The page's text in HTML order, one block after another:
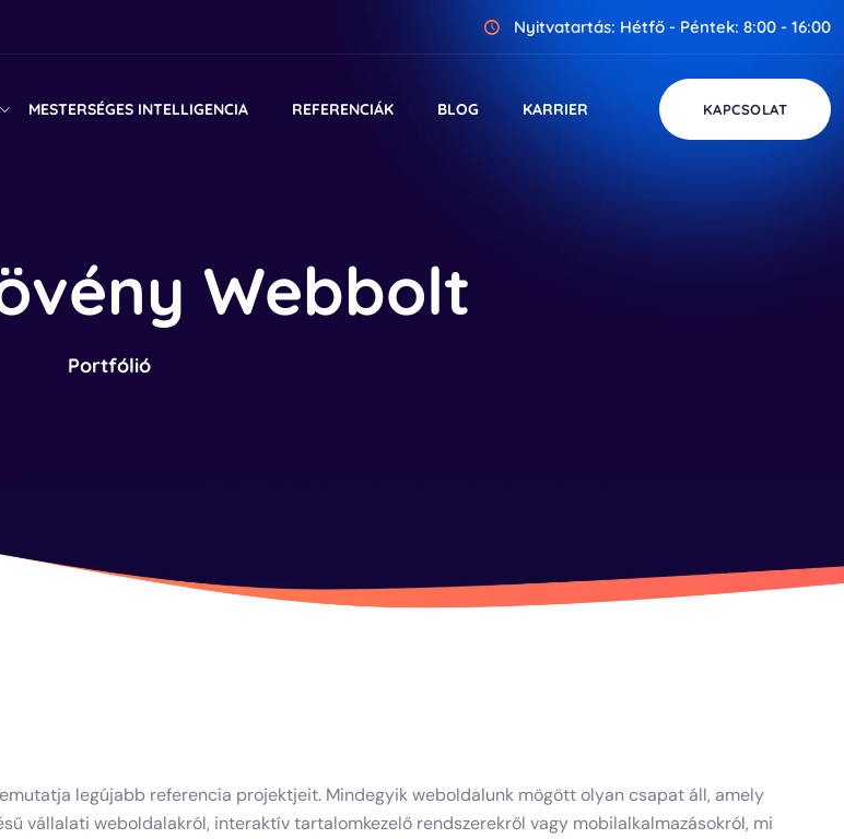
Nyitvatartás: Hétfő - Péntek: 8:00 - 16:00
MESTERSÉGES INTELLIGENCIA REFERENCIÁK BLOG KARRIER KAPCSOLAT
Webbolt
Portfólió
legújabb referencia projektjeit. Mindegyik weboldalunk mögött olyan csapat áll, amely
vállalati weboldalakról, interaktív tartalomkezelő rendszerekről vagy mobilalkalmazásokról, mi